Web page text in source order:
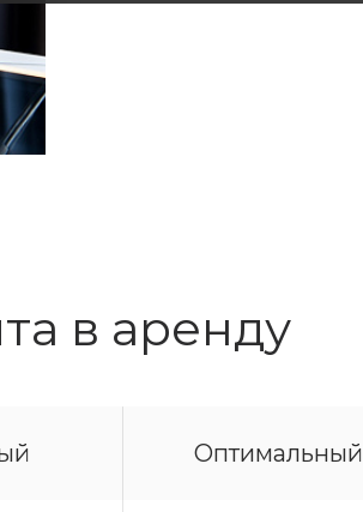
в аренду
Оптимальный